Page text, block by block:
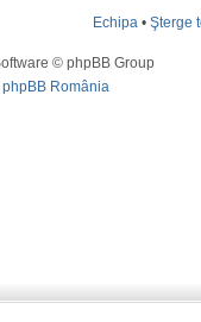
Echipa •Şterge
© phpBB Group
phpBB România